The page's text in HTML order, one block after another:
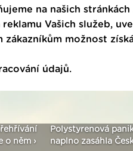
na našich
Vašich služeb,
možnost
údajů.
o něm ›
Polystyrenová
naplno zasáhla